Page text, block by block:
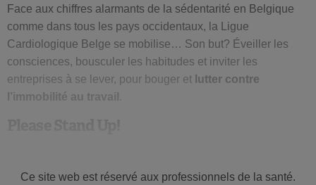
Face aux chiffres alarmants de la sédentarité en Belgique
comme dans tous les pays occidentaux, la Ligue
Cardiologique Belge se mobilise… Son but? Éveiller les
consciences, bousculer les habitudes et inviter les
entreprises à se lever, pour bouger et lutter contre
l’immobilité au travail .
septembre, par la Ligue Cardiologique Belge à l’occasion
Ce site web est réservé aux professionnels de la santé.